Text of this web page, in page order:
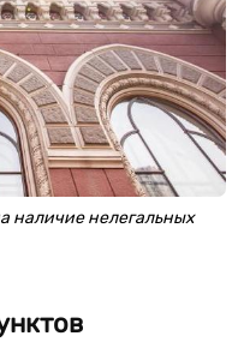
наличие нелегальных